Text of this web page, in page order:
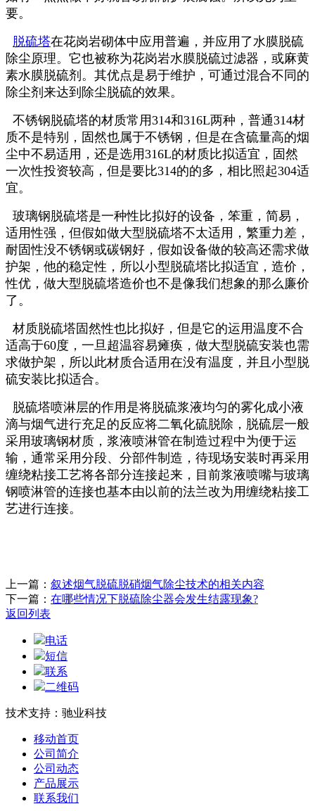
要。
脱硫塔在花岗岩砌体中应用普遍，并应用了水膜脱硫
除尘原理。它也被称为花岗岩水膜脱硫过滤器，或麻黄
素水膜脱硫剂。其优点是易于维护，可通过混合不同的
除尘剂来达到除尘脱硫的效果。
不锈钢脱硫塔的材质常用314和316L两种，普通314材
质不是特别，固然也属于不锈钢，但是在含硫量高的烟
尘中不易适用，还是选用316L的材质比拟适宜，固然
一次性投资较高，但是要比314的的多，相比照起304适
宜。
玻璃钢脱硫塔是一种性比拟好的设备，笨重，简易，
适用性强，但假如做大型脱硫塔不太适用，繁重力差，
耐固性没不锈钢或碳钢好，假如设备做的较高还需求做
护架，他的稳定性，所以小型脱硫塔比拟适宜，造价，
性优，做大型脱硫塔造价也不是像我们想象的那么廉价
了。
材质脱硫塔固然性也比拟好，但是它的运用温度不合
适高于60度，一旦超温容易瘫痪，做大型脱硫安装也需
求做护架，所以此材质合适用在没有温度，并且小型脱
硫安装比拟适合。
脱硫塔喷淋层的作用是将脱硫浆液均匀的雾化成小液
滴与烟气进行充足的反应将二氧化硫脱除，脱硫层一般
采用玻璃钢材质，浆液喷淋管在制造过程中为便于运
输，通常采用分段、分部件制造，待现场安装时再采用
缠绕粘接工艺将各部分连接起来，目前浆液喷嘴与玻璃
钢喷淋管的连接也基本由以前的法兰改为用缠绕粘接工
艺进行连接。
上一篇： 叙述烟气脱硫脱硝烟气除尘技术的相关内容
下一篇： 在哪些情况下脱硫除尘器会发生结露现象?
返回列表
电话
短信
联系
二维码
技术支持：驰业科技
移动首页
公司简介
公司动态
产品展示
联系我们